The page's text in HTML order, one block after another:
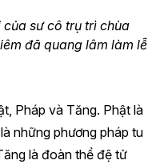
của sư cô trụ trì chùa
đã quang lâm làm lễ
Pháp và Tăng. Phật là
những phương pháp tu
là đoàn thể đệ tử